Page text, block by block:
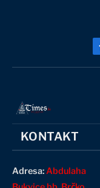
KONTAKT
Adresa:Abdulaha